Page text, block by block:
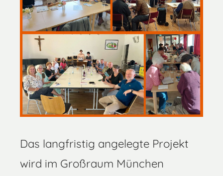
Das langfristig angelegte Projekt
wird im Großraum München